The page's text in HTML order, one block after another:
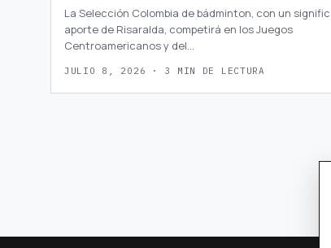
La Selección Colombia de bádminton, con un
aporte de Risaralda, competirá en los Juegos
Centroamericanos y del…
JULIO 8, 2026 · 3 MIN DE LECTURA